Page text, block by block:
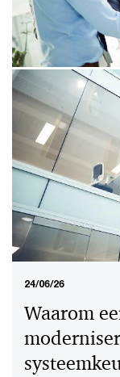
initiatieven die
en aan
Consumer
Bekijk hier een
ontwikkelingen,
consumenten-
24/06/26
Waarom